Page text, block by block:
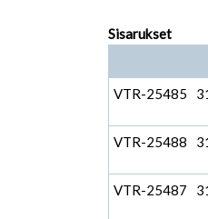
Sisarukset
VTR-25485
VTR-25488
VTR-25487